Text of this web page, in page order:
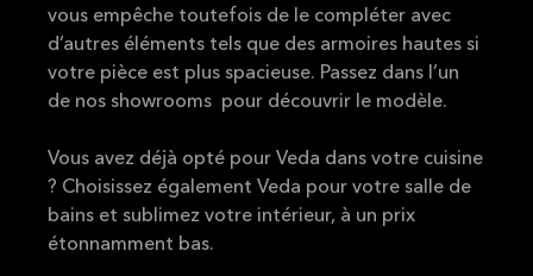
vous empêche toutefois de le compléter avec
d’autres éléments tels que des armoires hautes si
votre pièce est plus spacieuse. Passez dans l’un
de nos showrooms pour découvrir le modèle.
Vous avez déjà opté pour Veda dans votre cuisine
? Choisissez également Veda pour votre salle de
bains et sublimez votre intérieur, à un prix
étonnamment bas.